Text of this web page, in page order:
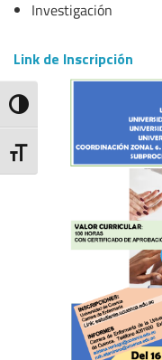
Toggle High Contrast
Toggle Font size
Investigación
Link de Inscripción